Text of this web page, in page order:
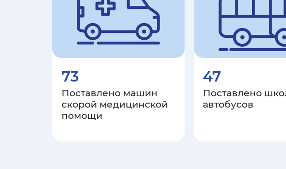
73
Поставлено машин
скорой медицинской
помощи
47
Поставлено
автобусов